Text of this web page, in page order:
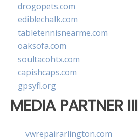
drogopets.com
ediblechalk.com
tabletennisnearme.com
oaksofa.com
soultacohtx.com
capishcaps.com
gpsyfl.org
MEDIA PARTNER III
vwrepairarlington.com